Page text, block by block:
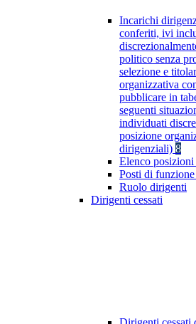
Incarichi
conferiti, ivi
politico senza
selezione e
organizzativa
pubblicare in
seguenti
individuati
posizione
dirigenziali) 8
Elenco
Posti di
Ruolo dirigenti
Dirigenti cessati